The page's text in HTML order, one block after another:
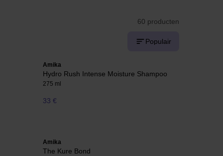
60 producten
Populair
Amika
Hydro Rush Intense Moisture Shampoo
275 ml
33 €
Amika
The Kure Bond